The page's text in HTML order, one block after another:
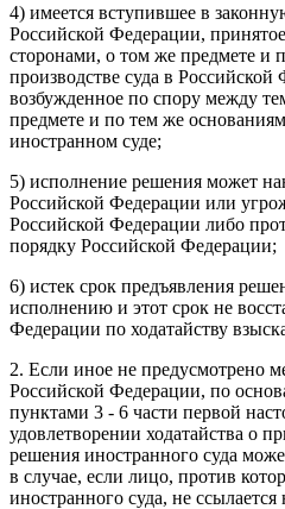
4) имеется вступившее в
Российской Федерации,
сторонами, о том же предмете и
производстве суда в Российской
возбужденное по спору между
предмете и по тем же
иностранном суде;
5) исполнение решения может
Российской Федерации или
Российской Федерации либо
порядку Российской Федерации;
6) истек срок предъявления
исполнению и этот срок не
Федерации по ходатайству
2. Если иное не предусмотрено
Российской Федерации, по
пунктами 3 - 6 части первой
удовлетворении ходатайства о
решения иностранного суда
в случае, если лицо, против
иностранного суда, не